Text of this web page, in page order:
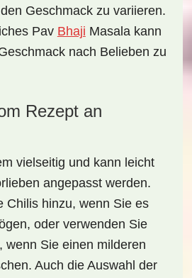
Geschmack zu variieren.
Pav Bhaji Masala kann
nach Belieben zu
Rezept an
vielseitig und kann leicht
angepasst werden.
Chilis hinzu, wenn Sie es
oder verwenden Sie
wenn Sie einen milderen
Auch die Auswahl der